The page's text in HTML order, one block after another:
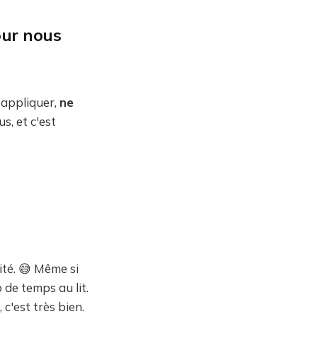
nous
ne
et c'est
😅 Même si
temps au lit.
c'est très bien.